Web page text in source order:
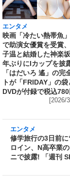
エンタメ
映画「冷たい熱帯魚
で助演女優賞を受賞
子温と結婚した神楽
年ぶりにIカップを披
「はだいろ 遙」の完
トが「FRIDAY」の
DVDが付録で税込780
[2026/